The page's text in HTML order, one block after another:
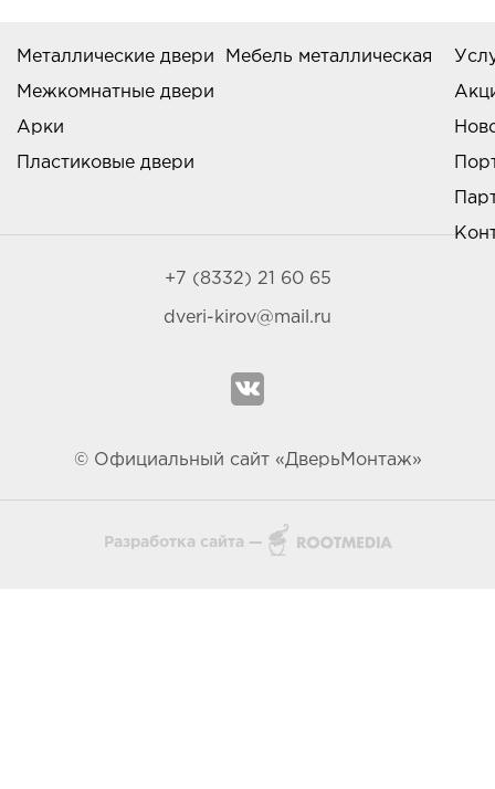
Металлические двери
Межкомнатные двери
Арки
Пластиковые двери
Мебель металлическая
+7 (8332) 21 60 65
dveri-kirov@mail.ru
© Официальный сайт «ДверьМонтаж»
Разработка сайта —